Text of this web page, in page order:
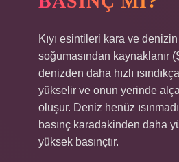
Kıyı esintileri kara ve denizin
soğumasından kaynaklanır
denizden daha hızlı
yükselir ve onun yerinde
oluşur. Deniz henüz
basınç karadakinden daha
yüksek basınçtır.